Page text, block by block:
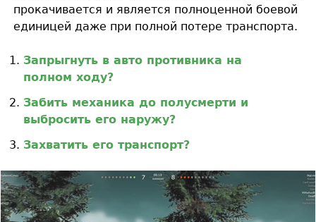
прокачивается и является полноценной боевой
единицей даже при полной потере транспорта.
Запрыгнуть в авто противника на
полном ходу?
Забить механика до полусмерти и
выбросить его наружу?
Захватить его транспорт?